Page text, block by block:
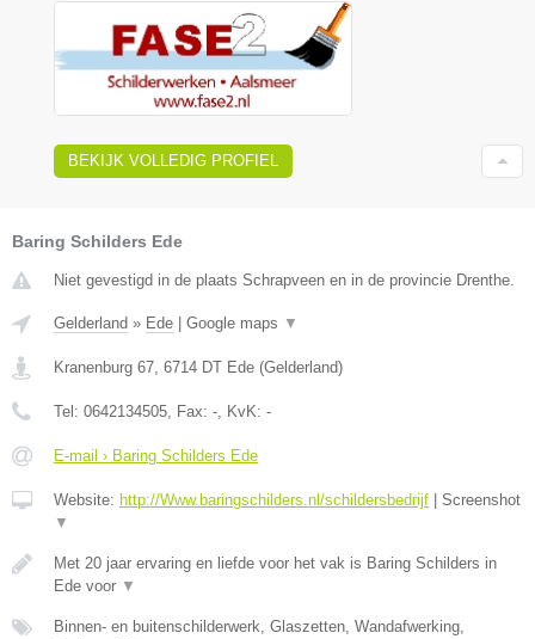
BEKIJK VOLLEDIG PROFIEL
Baring Schilders Ede
Niet gevestigd in de plaats Schrapveen en in de provincie Drenthe.
Gelderland » Ede Google maps ▼
Kranenburg 67, 6714 DT Ede (Gelderland)
Tel: 0642134505, Fax: -, KvK: -
E-mail › Baring Schilders Ede
Website: http://Www.baringschilders.nl/schildersbedrijf
Screenshot
▼
Met 20 jaar ervaring en liefde voor het vak is Baring Schilders in
Ede voor ▼
Binnen- en buitenschilderwerk, Glaszetten, Wandafwerking,